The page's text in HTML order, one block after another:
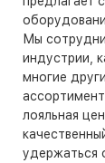
Мы
индустрии,
многие
лояльная
удержаться